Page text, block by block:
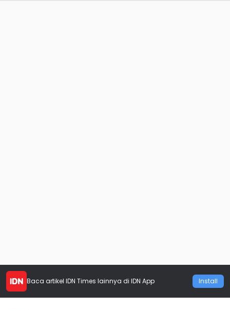
Baca artikel IDN Times lainnya di IDN App Install